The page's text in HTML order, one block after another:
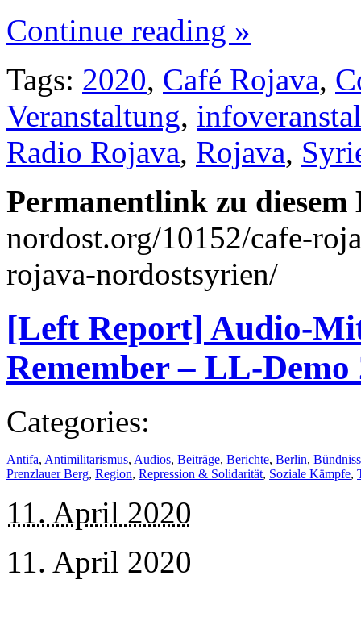
Continue reading »
Tags: 2020, Café Rojava,
Veranstaltung,
Radio Rojava, Rojava,
Permanentlink zu
nordost.org/10152/cafe-
rojava-nordostsyrien/
[Left Report] Audio-
Remember – LL-Demo
Categories:
Antifa, Antimilitarismus, Audios, Beiträge, Berichte, Berlin,
Prenzlauer Berg, Region, Repression & Solidarität, Soziale Kämpfe,
11. April 2020
11. April 2020